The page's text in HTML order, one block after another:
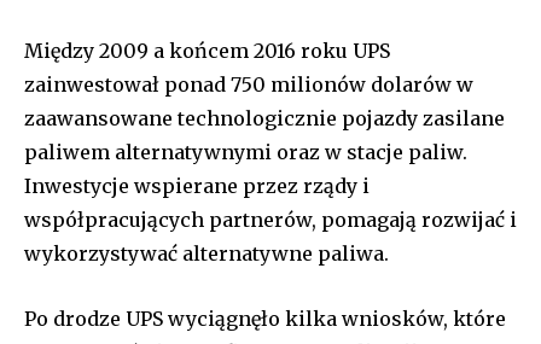
Między 2009 a końcem 2016 roku UPS
zainwestował ponad 750 milionów dolarów w
zaawansowane technologicznie pojazdy zasilane
paliwem alternatywnymi oraz w stacje paliw.
Inwestycje wspierane przez rządy i
współpracujących partnerów, pomagają rozwijać i
wykorzystywać alternatywne paliwa.
Po drodze UPS wyciągnęło kilka wniosków, które